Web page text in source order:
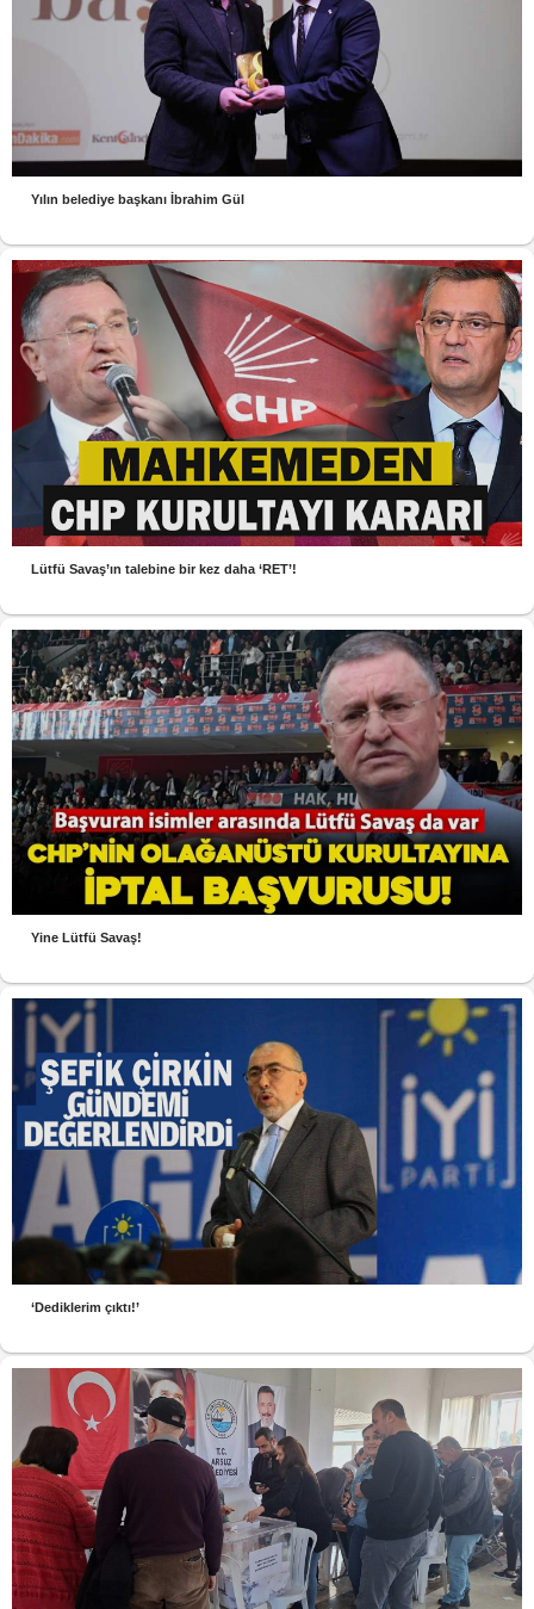
Yılın belediye başkanı İbrahim Gül
Lütfü Savaş’ın talebine bir kez daha ‘RET’!
Yine Lütfü Savaş!
‘Dediklerim çıktı!’